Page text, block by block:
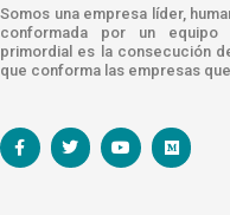
Somos una empresa líder,
conformada por un equipo
primordial es la consecución
que conforma las empresas